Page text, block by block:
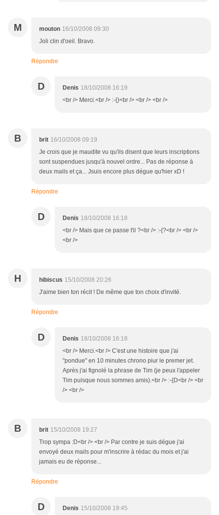
M mouton 16/10/2008 09:30
Joli clin d'oeil. Bravo.
Répondre
D Denis 18/10/2008 16:19
<br /> Merci.<br /> :-{)<br /> <br /> <br />
B brit 16/10/2008 09:19
Je crois que je maudite vu qu'ils disent que leurs inscriptions
sont suspendues jusqu'à nouvel ordre... Pas de réponse à
deux mails et ça... Jsuis encore plus dégue qu'hier xD !
Répondre
D Denis 18/10/2008 16:18
<br /> Mais que ce passe t'il ?<br /> :-{?<br /> <br />
<br />
H hibiscus 15/10/2008 20:26
J'aime bien ton récit ! De même que ton choix d'invité.
Répondre
D Denis 18/10/2008 16:18
<br /> Merci.<br /> C'est une histoire que j'ai
"pondue" en 10 minutes chrono piur le premer jet.
Après j'ai fignolé la phrase de Tim (je peux l'appeler
Tim puisque nous sommes amis).<br /> :-{D<br /> <br
/> <br />
B brit 15/10/2008 19:27
Trop sympa :D<br /> <br /> Par contre je suis dégue j'ai
envoyé deux mails pour m'inscrire à rédac du mois et j'ai
jamais eu de réponse...
Répondre
D Denis 15/10/2008 19:45